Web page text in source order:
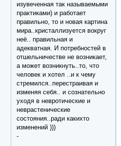
изувеченная так называемыми
практиками) и работает
правильно, то и новая картина
мира..кристаллизуется вокруг
неё.. правильная и
адекватная. И потребностей в
отшельничестве не возникает,
а может возникнуть..то, что
человек и хотел ..и к чему
стремился..перестраивая и
изменяя себя.. и сознательно
уходя в невротические и
неврастенические
состояния..ради какихто
изменений )))
-